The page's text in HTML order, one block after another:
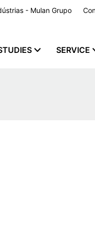
- Mulan Grupo
SERVICE